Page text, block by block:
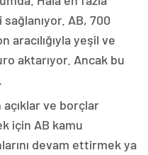
AB, 700
aracılığıyla yeşil ve
aktarıyor. Ancak bu
ve borçlar
için AB kamu
devam ettirmek ya